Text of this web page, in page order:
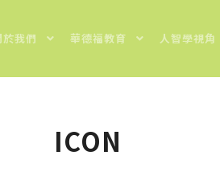
於我們 華德福教育 人智學視角
ICON